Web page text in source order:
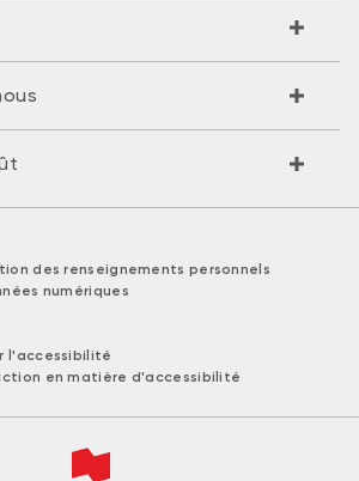
des renseignements personnels
numériques
l'accessibilité
en matière d'accessibilité